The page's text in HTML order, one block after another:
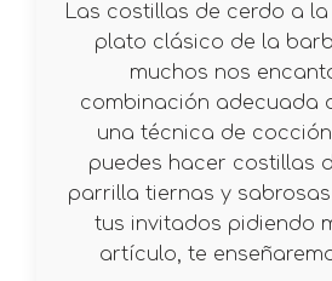
Las costillas de cerdo a
plato clásico de la
muchos nos
combinación adecuada
una técnica de
puedes hacer costillas
parrilla tiernas y
tus invitados pidiendo
artículo, te